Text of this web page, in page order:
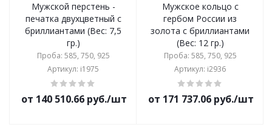
Мужской перстень -
печатка двухцветный с
бриллиантами (Вес: 7,5
гр.)
Проба: 585, 750, 925
Артикул: i1975
от 140 510.66 руб./шт
Мужское кольцо с
гербом России из
золота с бриллиантами
(Вес: 12 гр.)
Проба: 585, 750, 925
Артикул: i2936
от 171 737.06 руб./шт